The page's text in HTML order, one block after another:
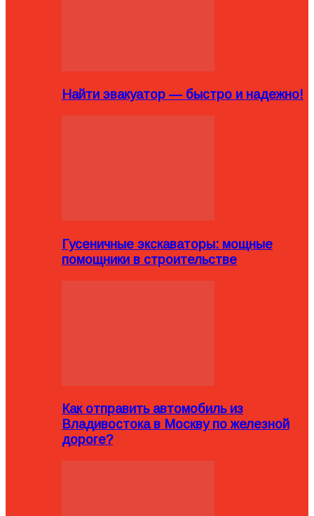
Найти эвакуатор — быстро и надежно!
Гусеничные экскаваторы: мощные
помощники в строительстве
Как отправить автомобиль из
Владивостока в Москву по железной
дороге?